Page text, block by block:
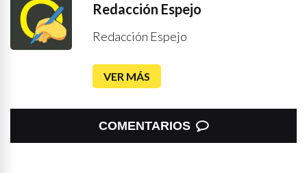
Redacción Espejo
Redacción Espejo
VER MÁS
COMENTARIOS